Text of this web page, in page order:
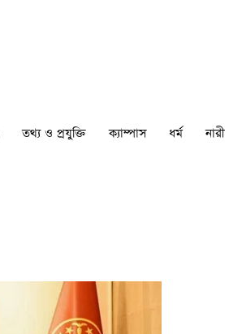
তথ্য ও প্রযুক্তি ক্যাম্পাস ধর্ম নারী